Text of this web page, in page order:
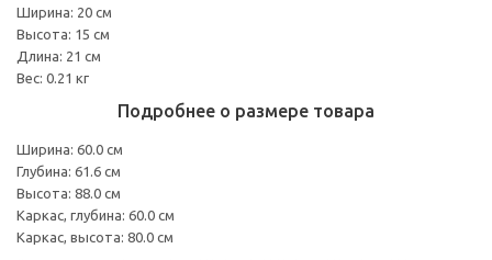
Ширина: 20 см
Высота: 15 см
Длина: 21 см
Вес: 0.21 кг
Подробнее о размере товара
Ширина: 60.0 см
Глубина: 61.6 см
Высота: 88.0 см
Каркас, глубина: 60.0 см
Каркас, высота: 80.0 см